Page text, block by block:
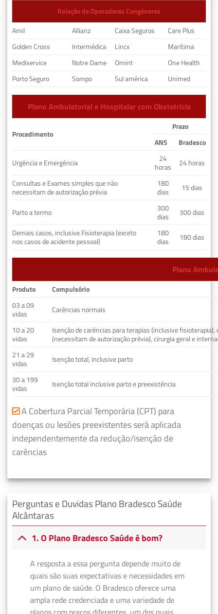
Relação de Operadoras Congêneres
Amil
Allianz Caixa Seguros
Care Plus
Golden Cross
Intermédica Lincx
Marítima
Mediservice
Notre Dame Omint
One Health
Porto Seguro
Sompo Sul américa Unimed
Plano Ambulatorial e Hospitalar com Obstetrícia
Procedimento
Prazo
ANS
Bradesco
Urgência e Emergência
24
horas
24 horas
Consultas e Exames simples que não
necessitam de autorização prévia
180
dias
15 dias
Parto a termo
300
dias
300 dias
Demais casos, inclusive Fisioterapia (exceto
nos casos de acidente pessoal)
180
dias
180 dias
Plano
Produto
Compulsório
03 a 09
vidas
Carências normais
10 a 20
vidas
Isenção de carências para terapias (inclusive fisioterapia),
(necessitam de autorização prévia), cirurgia geral e
21 a 29
vidas
Isenção total, inclusive parto
30 a 199
vidas
Isenção total inclusive parto e preexistência
A Cobertura Parcial Temporária (CPT) para
doenças ou lesões preexistentes será aplicada
independentemente da redução/isenção de
carências
Perguntas e Duvidas Plano Bradesco Saúde
Alcântaras
1. O Plano Bradesco Saúde é bom?
A resposta a essa pergunta depende muito de
quais são suas expectativas e necessidades em
um plano de saúde. O Bradesco oferece uma
ampla rede credenciada e uma variedade de